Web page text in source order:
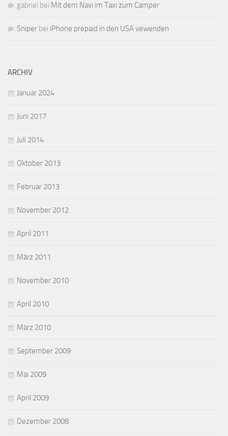
gabriel bei Mit dem Navi im Taxi zum Camper
Sniper bei iPhone prepaid in den USA vewenden
ARCHIV
Januar 2024
Juni 2017
Juli 2014
Oktober 2013
Februar 2013
November 2012
April 2011
März 2011
November 2010
April 2010
März 2010
September 2009
Mai 2009
April 2009
Dezember 2008